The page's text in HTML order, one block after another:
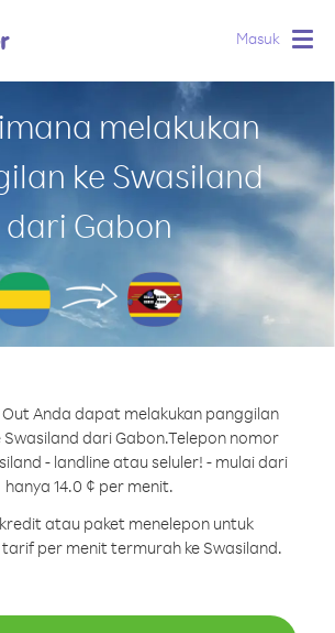
Masuk
melakukan
ke Swasiland
dari Gabon
Anda dapat melakukan panggilan
dari Gabon.Telepon nomor
- landline atau seluler! - mulai dari
hanya 14.0 ¢ per menit.
atau paket menelepon untuk
per menit termurah ke Swasiland.